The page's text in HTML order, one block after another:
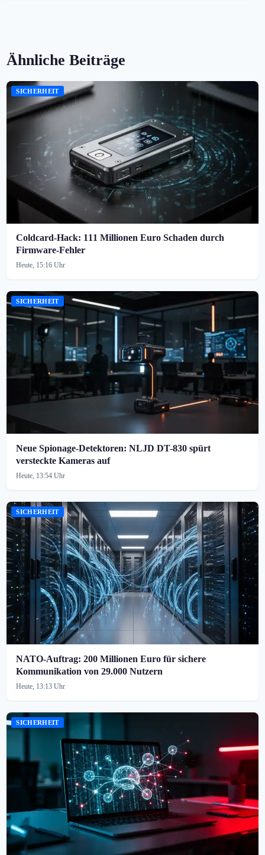
Ähnliche Beiträge
SICHERHEIT
Coldcard-Hack: 111 Millionen Euro Schaden durch
Firmware-Fehler
Heute, 15:16 Uhr
SICHERHEIT
Neue Spionage-Detektoren: NLJD DT-830 spürt
versteckte Kameras auf
Heute, 13:54 Uhr
SICHERHEIT
NATO-Auftrag: 200 Millionen Euro für sichere
Kommunikation von 29.000 Nutzern
Heute, 13:13 Uhr
SICHERHEIT